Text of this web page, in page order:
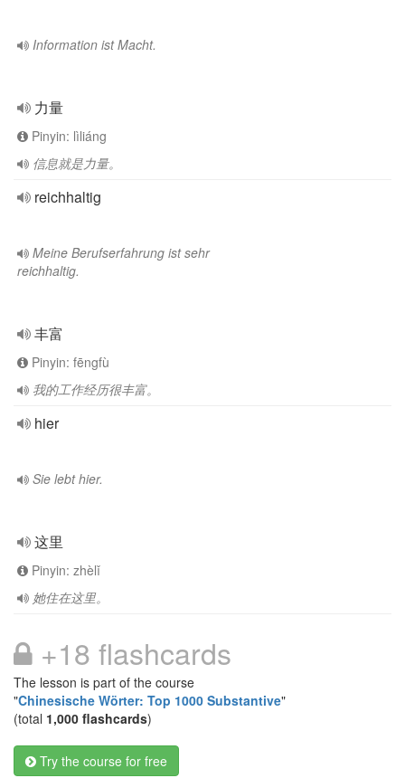
Information ist Macht.
力量
Pinyin: lìliáng
信息就是力量。
reichhaltig
Meine Berufserfahrung ist sehr
reichhaltig.
丰富
Pinyin: fēngfù
我的工作经历很丰富。
hier
Sie lebt hier.
这里
Pinyin: zhèlǐ
她住在这里。
+18 flashcards
The lesson is part of the course
"Chinesische Wörter: Top 1000 Substantive"
(total 1,000 flashcards)
Try the course for free